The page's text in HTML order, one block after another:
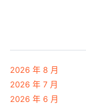
2026 年 8 月
2026 年 7 月
2026 年 6 月